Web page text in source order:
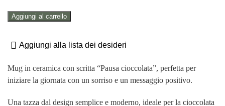
MUG
"PAUSA
CIOCCOLATA"
quantità
Aggiungi al carrello
Aggiungi alla lista dei desideri
Mug in ceramica con scritta “Pausa cioccolata”, perfetta per
iniziare la giornata con un sorriso e un messaggio positivo.
Una tazza dal design semplice e moderno, ideale per la cioccolata